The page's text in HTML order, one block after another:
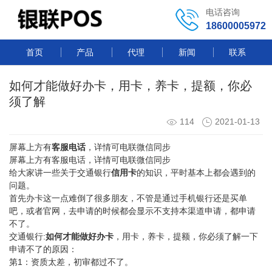
电话咨询
18600005972
首页 产品 代理 新闻 联系
如何才能做好办卡，用卡，养卡，提额，你必
须了解
114 2021-01-13
屏幕上方有客服电话 ，详情可电联微信同步
屏幕上方有客服电话，详情可电联微信同步
给大家讲一些关于交通银行信用卡的知识，平时基本上都会遇到的
问题。
首先办卡这一点难倒了很多朋友，不管是通过手机银行还是买单
吧，或者官网，去申请的时候都会显示不支持本渠道申请，都申请
不了。
交通银行:如何才能做好办卡 ，用卡，养卡，提额，你必须了解一下
申请不了的原因：
第1：资质太差，初审都过不了。